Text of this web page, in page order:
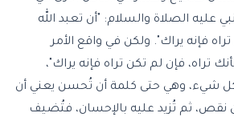
عليه الصلاة والسلام: "أن تعبد الله
فإنه يراك". ولكن في واقع الأمر
تراه، فإن لم تكن تراه فإنه يراك"،
شيء، وهي حتى كلمة أن تُحسن يعني أن
نقص، ثم تُزيد عليه بالإحسان، فتُضيف